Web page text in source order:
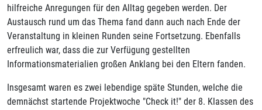
hilfreiche Anregungen für den Alltag gegeben werden. Der
Austausch rund um das Thema fand dann auch nach Ende der
Veranstaltung in kleinen Runden seine Fortsetzung. Ebenfalls
erfreulich war, dass die zur Verfügung gestellten
Informationsmaterialien großen Anklang bei den Eltern fanden.
Insgesamt waren es zwei lebendige späte Stunden, welche die
demnächst startende Projektwoche "Check it!" der 8. Klassen des